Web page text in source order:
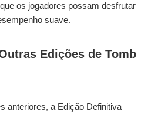
os jogadores possam desfrutar
suave.
Edições de Tomb
anteriores, a Edição Definitiva